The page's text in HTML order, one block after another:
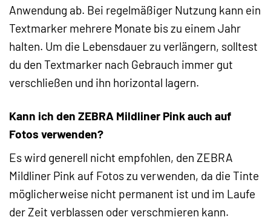
Anwendung ab. Bei regelmäßiger Nutzung kann ein
Textmarker mehrere Monate bis zu einem Jahr
halten. Um die Lebensdauer zu verlängern, solltest
du den Textmarker nach Gebrauch immer gut
verschließen und ihn horizontal lagern.
Kann ich den ZEBRA Mildliner Pink auch auf
Fotos verwenden?
Es wird generell nicht empfohlen, den ZEBRA
Mildliner Pink auf Fotos zu verwenden, da die Tinte
möglicherweise nicht permanent ist und im Laufe
der Zeit verblassen oder verschmieren kann.